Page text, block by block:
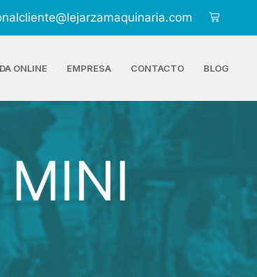
ONLINE EMPRESA CONTACTO BLOG